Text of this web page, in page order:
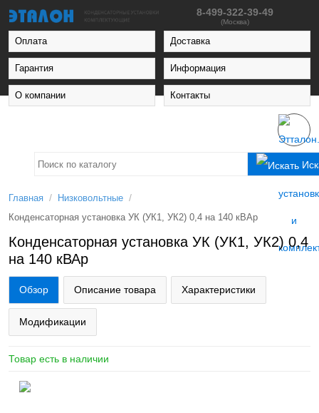
8-499-322-39-49
(Москва)
Оплата Доставка
Гарантия Информация
О компании Контакты
Главная / Низковольтные /
Конденсаторная установка УК (УК1, УК2) 0,4 на 140 кВАр
Конденсаторная установка УК (УК1, УК2) 0,4
на 140 кВАр
Обзор Описание товара Характеристики
Модификации
Товар есть в наличии